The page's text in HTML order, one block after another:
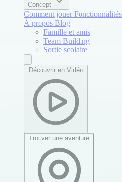
Concept
Comment jouer Fonctionnalités
À propos Blog
Famille et amis
Team Building
Sortie scolaire
Découvrir en Vidéo
Trouver une aventure